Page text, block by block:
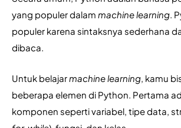
yang populer dalam machine learning.
populer karena sintaksnya sederhana
dibaca.
Untuk belajar machine learning, kamu
beberapa elemen di Python. Pertama
komponen seperti variabel, tipe data,